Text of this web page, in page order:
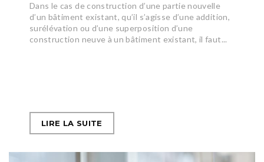
Dans le cas de construction d’une partie nouvelle
d’un bâtiment existant, qu’il s’agisse d’une addition,
surélévation ou d’une superposition d’une
construction neuve à un bâtiment existant, il faut...
LIRE LA SUITE